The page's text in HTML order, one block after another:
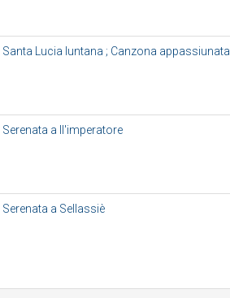
Santa Lucia luntana ; Canzona appassiunata
Serenata a ll'imperatore
Serenata a Sellassiè